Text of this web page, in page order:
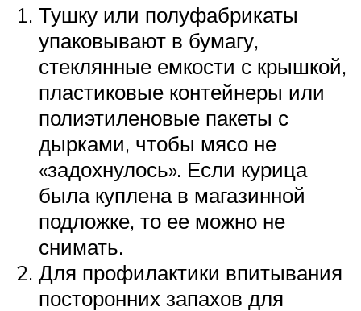
Тушку или полуфабрикаты
упаковывают в бумагу,
стеклянные емкости с крышкой,
пластиковые контейнеры или
полиэтиленовые пакеты с
дырками, чтобы мясо не
«задохнулось». Если курица
была куплена в магазинной
подложке, то ее можно не
снимать.
Для профилактики впитывания
посторонних запахов для